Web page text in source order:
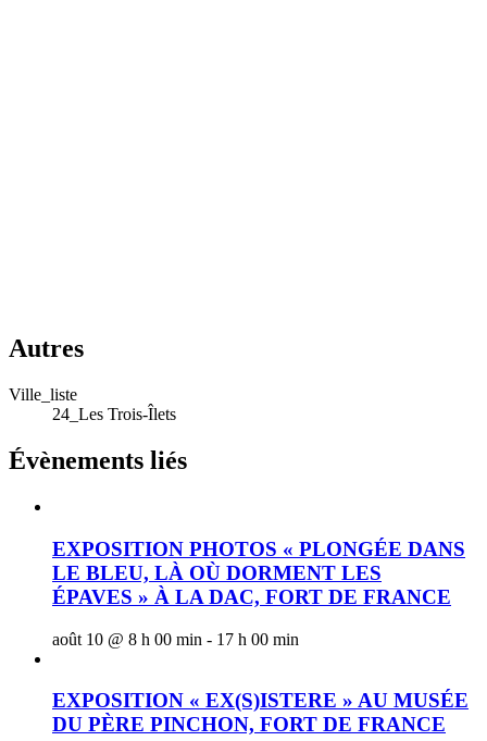
Autres
Ville_liste
24_Les Trois-Îlets
Évènements liés
EXPOSITION PHOTOS « PLONGÉE DANS
LE BLEU, LÀ OÙ DORMENT LES
ÉPAVES » À LA DAC, FORT DE FRANCE
août 10 @ 8 h 00 min - 17 h 00 min
EXPOSITION « EX(S)ISTERE » AU MUSÉE
DU PÈRE PINCHON, FORT DE FRANCE